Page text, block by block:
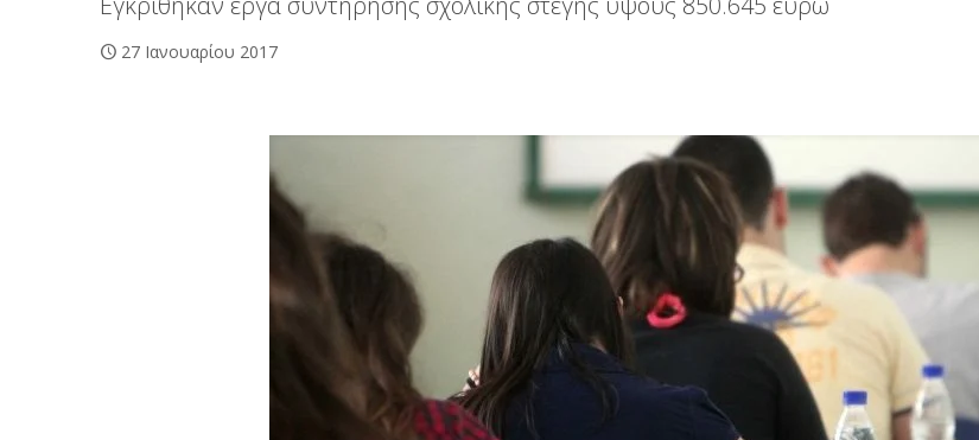
27 Ιανουαρίου 2017